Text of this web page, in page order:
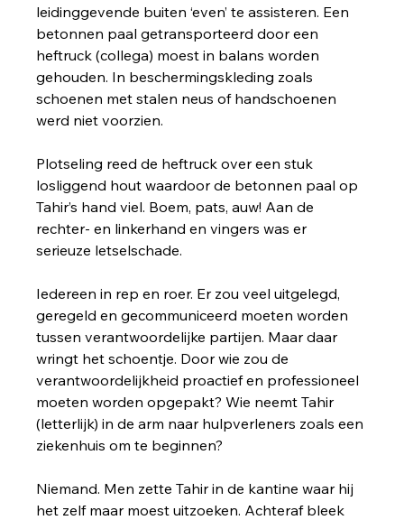
leidinggevende buiten ‘even’ te assisteren. Een
betonnen paal getransporteerd door een
heftruck (collega) moest in balans worden
gehouden. In beschermingskleding zoals
schoenen met stalen neus of handschoenen
werd niet voorzien.
Plotseling reed de heftruck over een stuk
losliggend hout waardoor de betonnen paal op
Tahir’s hand viel. Boem, pats, auw! Aan de
rechter- en linkerhand en vingers was er
serieuze letselschade.
Iedereen in rep en roer. Er zou veel uitgelegd,
geregeld en gecommuniceerd moeten worden
tussen verantwoordelijke partijen. Maar daar
wringt het schoentje. Door wie zou de
verantwoordelijkheid proactief en professioneel
moeten worden opgepakt? Wie neemt Tahir
(letterlijk) in de arm naar hulpverleners zoals een
ziekenhuis om te beginnen?
Niemand. Men zette Tahir in de kantine waar hij
het zelf maar moest uitzoeken. Achteraf bleek